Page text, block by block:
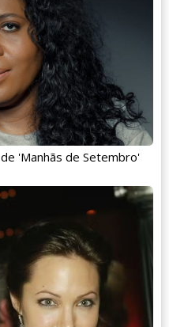
'Manhãs de Setembro'